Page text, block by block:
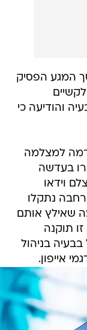
המגע הפסיק
והודיעה כי
למצלמה
בעדשה
וידאו
נתקלו
שאילץ אותם
תוקנה
בניהול
אייפון.